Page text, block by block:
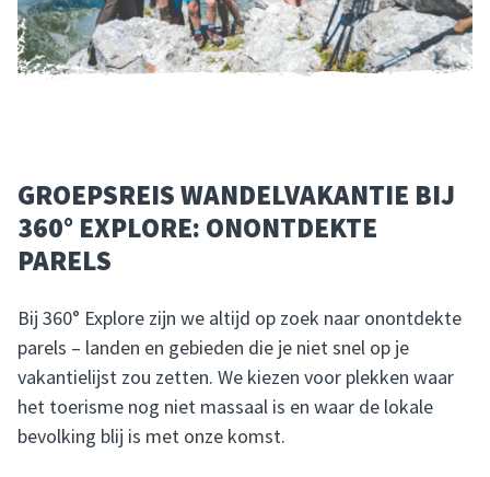
GROEPSREIS WANDELVAKANTIE BIJ
360° EXPLORE: ONONTDEKTE
PARELS
Bij 360° Explore zijn we altijd op zoek naar onontdekte
parels – landen en gebieden die je niet snel op je
vakantielijst zou zetten. We kiezen voor plekken waar
het toerisme nog niet massaal is en waar de lokale
bevolking blij is met onze komst.